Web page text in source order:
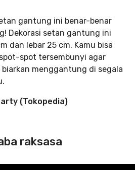
gantung ini benar-benar
Dekorasi setan gantung ini
dan lebar 25 cm. Kamu bisa
spot tersembunyi agar
menggantung di segala
(Tokopedia)
raksasa